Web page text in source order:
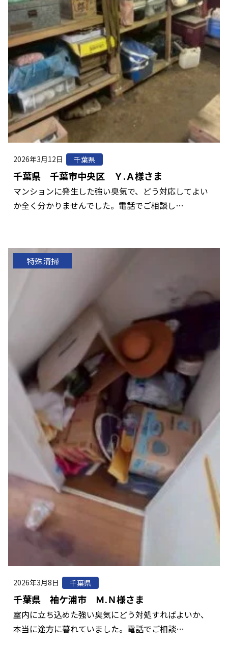
2026年3月12日 千葉県
千葉県 千葉市中央区 Ｙ.Ａ様さま
マンションに発生した強い臭気で、どう対応してよい
か全く分かりませんでした。電話でご相談し…
特殊清掃
2026年3月8日 千葉県
千葉県 袖ケ浦市 Ｍ.Ｎ様さま
室内に立ち込めた強い臭気にどう対処すればよいか、
本当に途方に暮れていました。電話でご相談…